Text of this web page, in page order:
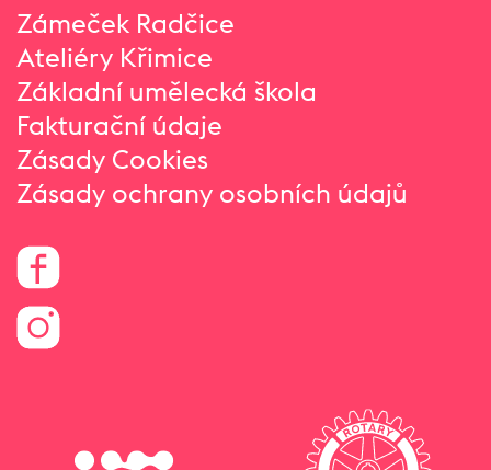
Zámeček Radčice
Ateliéry Křimice
Základní umělecká škola
Fakturační údaje
Zásady Cookies
Zásady ochrany osobních údajů